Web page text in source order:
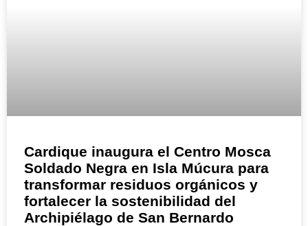
Cardique inaugura el Centro Mosca
Soldado Negra en Isla Múcura para
transformar residuos orgánicos y
fortalecer la sostenibilidad del
Archipiélago de San Bernardo